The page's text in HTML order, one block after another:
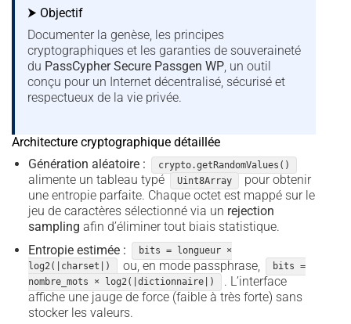
⮞ Objectif
Documenter la genèse, les principes
cryptographiques et les garanties de souveraineté
du PassCypher Secure Passgen WP, un outil
conçu pour un Internet décentralisé, sécurisé et
respectueux de la vie privée.
Architecture cryptographique détaillée
Génération aléatoire :
crypto.getRandomValues()
alimente un tableau typé Uint8Array
pour obtenir
une entropie parfaite. Chaque octet est mappé sur le
jeu de caractères sélectionné via un rejection
sampling afin d’éliminer tout biais statistique.
Entropie estimée :
bits = longueur ×
log2(|charset|)
ou, en mode passphrase,
bits =
nombre_mots × log2(|dictionnaire|)
. L’interface
affiche une jauge de force (faible à très forte) sans
stocker les valeurs.